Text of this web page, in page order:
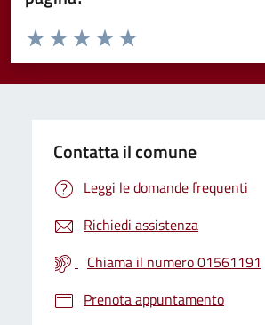
Valuta da 1 a 5 stelle la pagina
Valuta 5 stelle su 5
Valuta 4 stelle su 5
Valuta 3 stelle su 5
Valuta 2 stelle su 5
Valuta 1 stelle su 5
Contatta il comune
Leggi le domande frequenti
Richiedi assistenza
Chiama il numero 01561191
Prenota appuntamento